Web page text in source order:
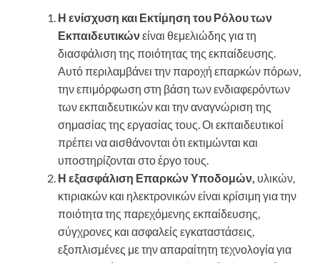
Η ενίσχυση και Εκτίμηση του Ρόλου των
Εκπαιδευτικώνείναι θεμελιώδης για τη
διασφάλιση της ποιότητας της εκπαίδευσης.
Αυτό περιλαμβάνει την παροχή επαρκών πόρων,
την επιμόρφωση στη βάση των ενδιαφερόντων
των εκπαιδευτικών και την αναγνώριση της
σημασίας της εργασίας τους. Οι εκπαιδευτικοί
πρέπει να αισθάνονται ότι εκτιμώνται και
υποστηρίζονται στο έργο τους.
Η εξασφάλιση Επαρκών Υποδομών, υλικών,
κτιριακών και ηλεκτρονικών είναι κρίσιμη για την
ποιότητα της παρεχόμενης εκπαίδευσης,
σύγχρονες και ασφαλείς εγκαταστάσεις,
εξοπλισμένες με την απαραίτητη τεχνολογία για